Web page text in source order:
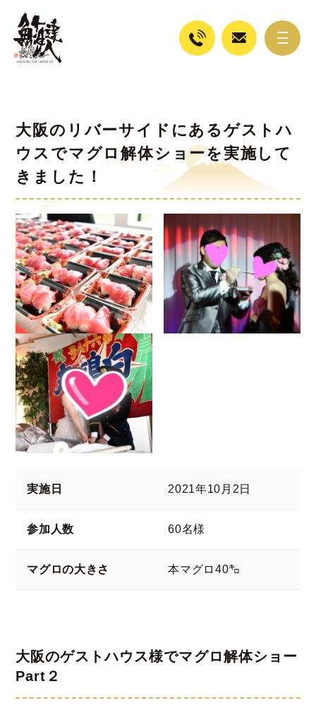
大阪のリバーサイドにあるゲストハ
ウスでマグロ解体ショーを実施して
きました！
実施日 2021年10月2日
参加人数 60名様
マグロの大きさ 本マグロ40㌔
大阪のゲストハウス様でマグロ解体ショー
Part２